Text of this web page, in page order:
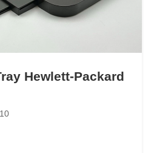
Hewlett-Packard